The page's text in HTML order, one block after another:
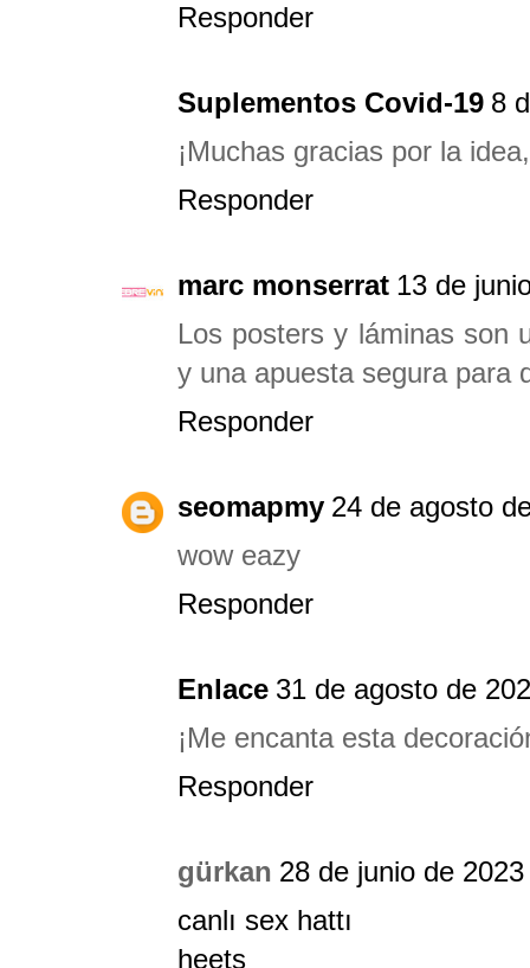
Responder
Suplementos Covid-19 8
¡Muchas gracias por la
Responder
marc monserrat 13 de
Los posters y láminas son
y una apuesta segura para
Responder
seomapmy 24 de agosto
wow eazy
Responder
Enlace 31 de agosto de
¡Me encanta esta
Responder
gürkan 28 de junio de
canlı sex hattı
heets